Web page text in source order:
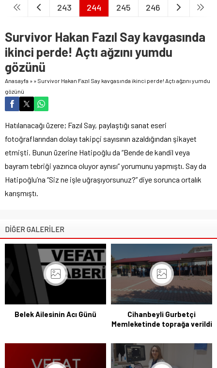
243 244 245 246
Survivor Hakan Fazıl Say kavgasında
ikinci perde! Açtı ağzını yumdu
gözünü
Anasayfa » » Survivor Hakan Fazıl Say kavgasında ikinci perde! Açtı ağzını yumdu
gözünü
Hatılanacağı üzere; Fazıl Say, paylaştığı sanat eseri
fotoğraflarından dolayı takipçi sayısının azaldığından şikayet
etmişti. Bunun üzerine Hatipoğlu da “Bende de kandil veya
bayram tebriği yazınca oluyor aynısı” yorumunu yapmıştı. Say da
Hatipoğlu’na “Siz ne işle uğraşıyorsunuz?” diye sorunca ortalık
karışmıştı.
DİĞER GALERİLER
Belek Ailesinin Acı Günü
Cihanbeyli Gurbetçi
Memleketinde toprağa verildi